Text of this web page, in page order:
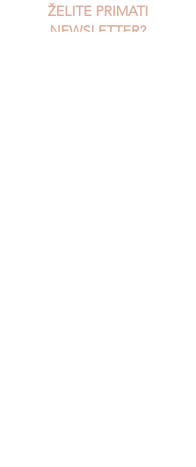
ŽELITE PRIMATI
NEWSLETTER?